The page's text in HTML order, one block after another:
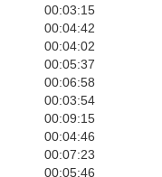
00:03:15
00:04:42
00:04:02
00:05:37
00:06:58
00:03:54
00:09:15
00:04:46
00:07:23
00:05:46